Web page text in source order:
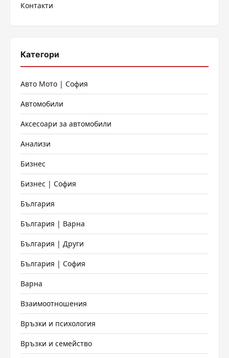
Контакти
Категори
Авто Мото | София
Автомобили
Аксесоари за автомобили
Анализи
Бизнес
Бизнес | София
България
България | Варна
България | Други
България | София
Варна
Взаимоотношения
Връзки и психология
Връзки и семейство